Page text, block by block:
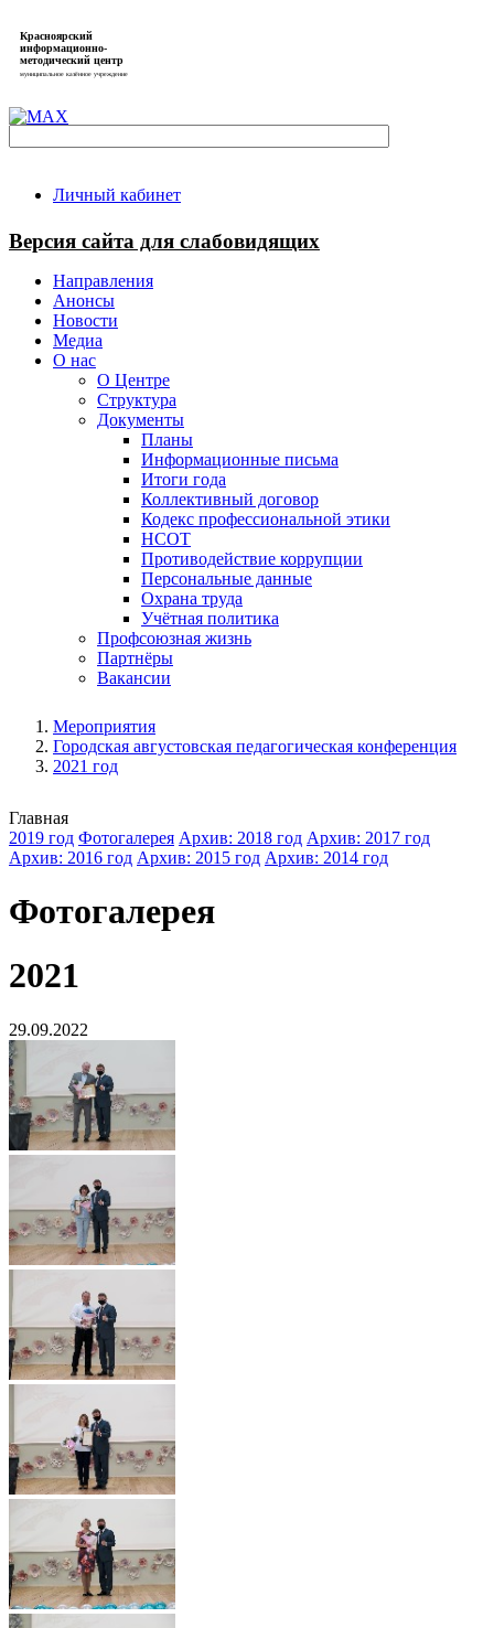
Красноярский
информационно-
методический центр
муниципальное казённое учреждение
Личный кабинет
Версия сайта для слабовидящих
Направления
Анонсы
Новости
Медиа
О нас
О Центре
Структура
Документы
Планы
Информационные письма
Итоги года
Коллективный договор
Кодекс профессиональной этики
НСОТ
Противодействие коррупции
Персональные данные
Охрана труда
Учётная политика
Профсоюзная жизнь
Партнёры
Вакансии
Мероприятия
Городская августовская педагогическая конференция
2021 год
Главная
2019 год Фотогалерея Архив: 2018 год Архив: 2017 год
Архив: 2016 год Архив: 2015 год Архив: 2014 год
Фотогалерея
2021
29.09.2022